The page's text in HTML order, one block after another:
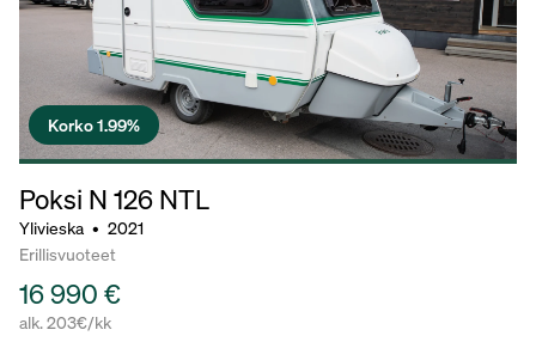
Korko 1.99%
Poksi N 126 NTL
Ylivieska • 2021
Erillisvuoteet
16 990 €
alk. 203€/kk